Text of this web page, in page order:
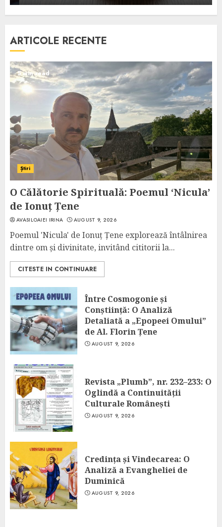
ARTICOLE RECENTE
5 min read
Știri
O Călătorie Spirituală: Poemul ‘Nicula’
de Ionuț Țene
AVASILOAIEI IRINA AUGUST 9, 2026
Poemul 'Nicula' de Ionuț Țene explorează întâlnirea
dintre om și divinitate, invitând cititorii la...
CITESTE IN CONTINUARE
Între Cosmogonie și
Conștiință: O Analiză
Detaliată a „Epopeei Omului”
de Al. Florin Țene
AUGUST 9, 2026
Revista „Plumb”, nr. 232–233: O
Oglindă a Continuității
Culturale Românești
AUGUST 9, 2026
Credința și Vindecarea: O
Analiză a Evangheliei de
Duminică
AUGUST 9, 2026